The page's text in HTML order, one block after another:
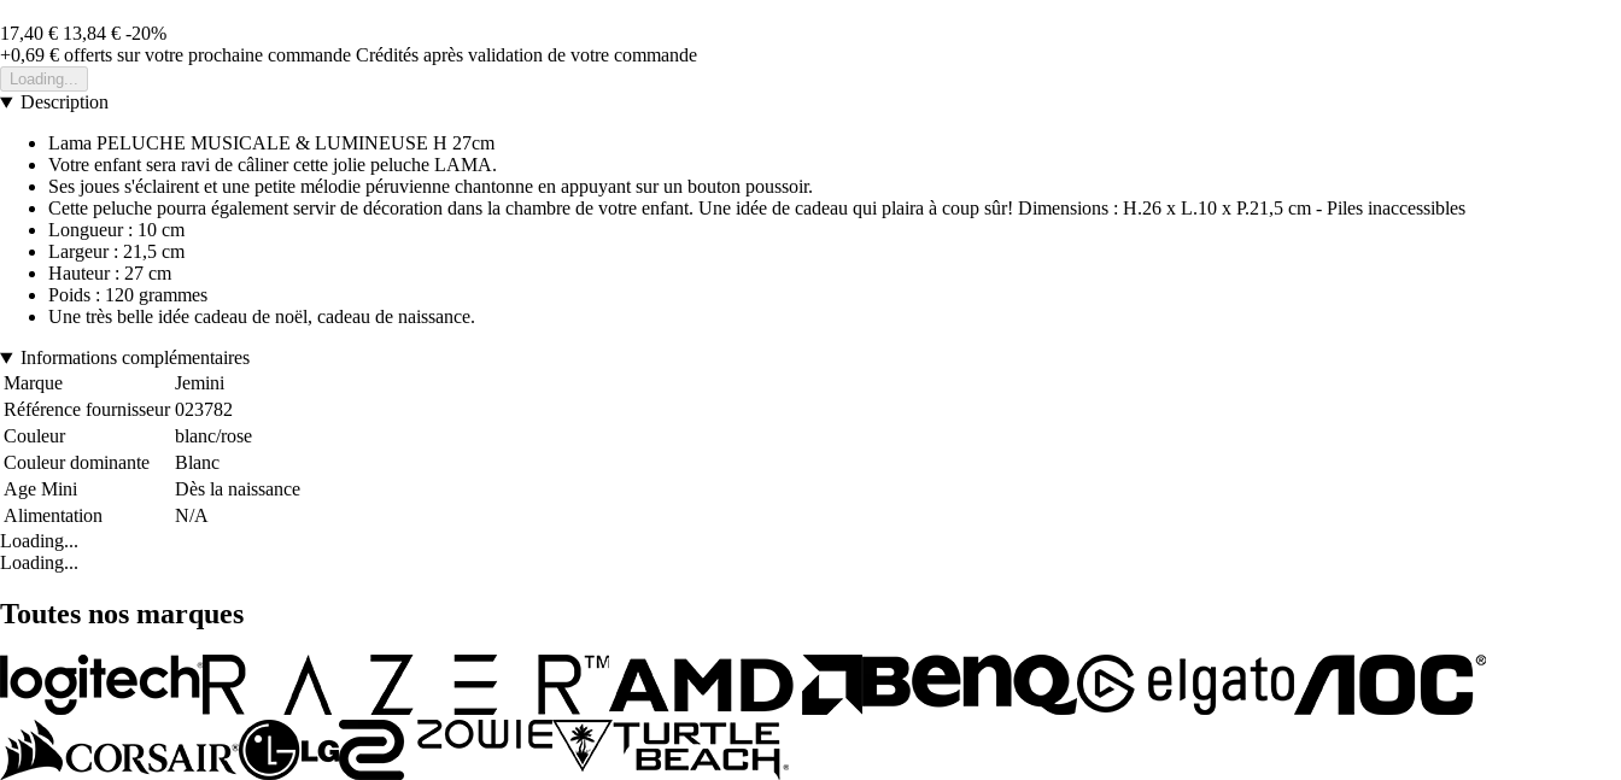
17,40 € 13,84 € -20%
+0,69 € offerts sur votre prochaine commande Crédités après validation de votre commande
Loading...
Description
Lama PELUCHE MUSICALE & LUMINEUSE H 27cm
Votre enfant sera ravi de câliner cette jolie peluche LAMA.
Ses joues s'éclairent et une petite mélodie péruvienne chantonne en appuyant sur un bouton poussoir.
Cette peluche pourra également servir de décoration dans la chambre de votre enfant. Une idée de cadeau qui plaira à coup sûr! Dimensions : H.26 x L.10 x P.21,5 cm - Piles inaccessibles
Longueur : 10 cm
Largeur : 21,5 cm
Hauteur : 27 cm
Poids : 120 grammes
Une très belle idée cadeau de noël, cadeau de naissance.
Informations complémentaires
Marque
Jemini
Référence fournisseur 023782
Couleur
blanc/rose
Couleur dominante
Blanc
Age Mini
Dès la naissance
Alimentation
N/A
Loading...
Loading...
Toutes nos marques